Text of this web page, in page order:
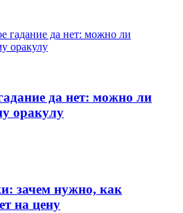
да нет: можно ли
оракулу
зачем нужно, как
на цену